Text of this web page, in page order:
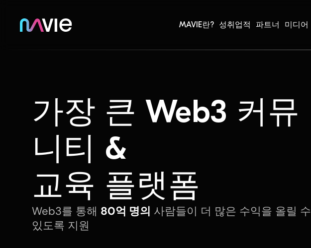
MAVIE란? 성취업적 파트너 미디어
가장 큰 Web3 커뮤
니티 &
교육 플랫폼
Web3를 통해 80억 명의 사람들이 더 많은 수익을 올릴 수
있도록 지원